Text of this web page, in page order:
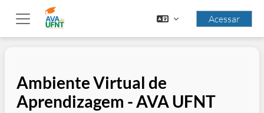
Ir para o conteúdo principal
Painel lateral
Acessar
Ambiente Virtual de
Aprendizagem - AVA UFNT